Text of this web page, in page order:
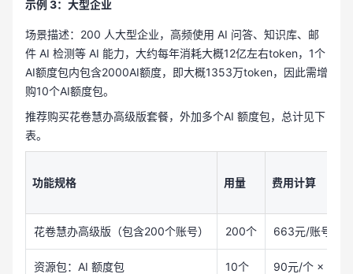
示例 3：大型企业
场景描述：200 人大型企业，高频使用 AI 问答、知识库、邮
件 AI 检测等 AI 能力，大约每年消耗大概12亿左右token，1个
AI额度包内包含2000AI额度，即大概1353万token，因此需增
购10个AI额度包。
推荐购买花卷慧办高级版套餐，外加多个AI 额度包，总计见下
表。
功能规格 用量 费用计算
花卷慧办高级版（包含200个账号） 200个 663元/账号×
资源包：AI 额度包 10个 90元/个 × 10